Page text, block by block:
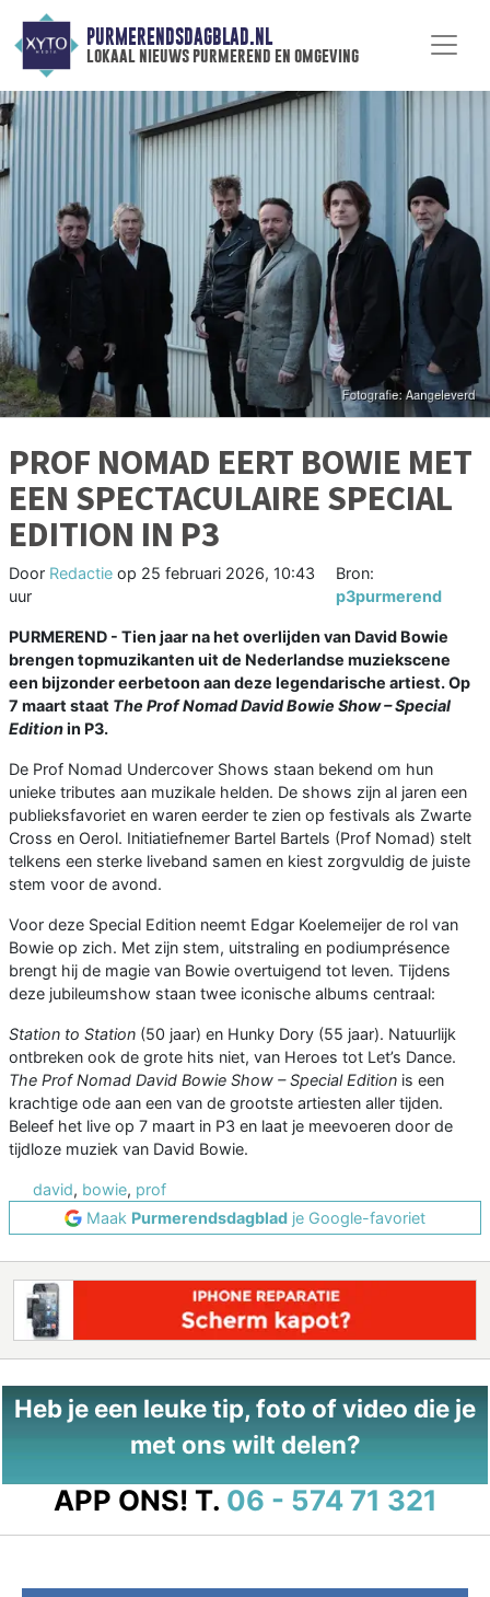
PURMERENDSDAGBLAD.NL
lokaal nieuws purmerend en omgeving
PROF NOMAD EERT BOWIE MET
EEN SPECTACULAIRE SPECIAL
EDITION IN P3
Door Redactie op 25 februari 2026, 10:43
uur
Bron:
p3purmerend
PURMEREND - Tien jaar na het overlijden van David Bowie
brengen topmuzikanten uit de Nederlandse muziekscene
een bijzonder eerbetoon aan deze legendarische artiest. Op
7 maart staat The Prof Nomad David Bowie Show – Special
Editionin P3.
De Prof Nomad Undercover Shows staan bekend om hun
unieke tributes aan muzikale helden. De shows zijn al jaren een
publieksfavoriet en waren eerder te zien op festivals als Zwarte
Cross en Oerol. Initiatiefnemer Bartel Bartels (Prof Nomad) stelt
telkens een sterke liveband samen en kiest zorgvuldig de juiste
stem voor de avond.
Voor deze Special Edition neemt Edgar Koelemeijer de rol van
Bowie op zich. Met zijn stem, uitstraling en podiumprésence
brengt hij de magie van Bowie overtuigend tot leven. Tijdens
deze jubileumshow staan twee iconische albums centraal:
Station to Station (50 jaar) en Hunky Dory (55 jaar). Natuurlijk
ontbreken ook de grote hits niet, van Heroes tot Let’s Dance.
The Prof Nomad David Bowie Show – Special Edition is een
krachtige ode aan een van de grootste artiesten aller tijden.
Beleef het live op 7 maart in P3 en laat je meevoeren door de
tijdloze muziek van David Bowie.
david, bowie, prof
Maak Purmerendsdagblad je Google-favoriet
Heb je een leuke tip, foto of video die je
met ons wilt delen?
APP ONS! T. 06 - 574 71 321